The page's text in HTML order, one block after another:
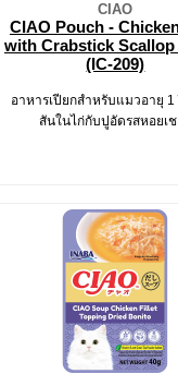
CIAO
CIAO Pouch -
with Crabstick Scallop
(IC-209)
อาหารเปียกสำหรับแมวอายุ
สันในไก่กับปูอัดรสหอยเ